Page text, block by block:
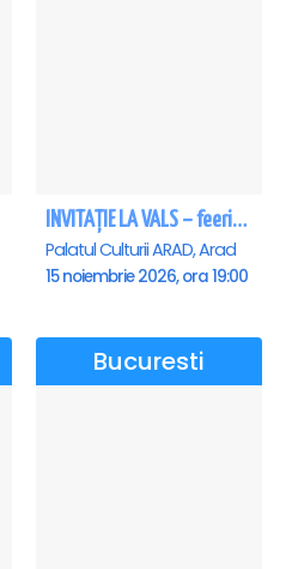
INVITAȚIE LA VALS – feerie de bal în paşi de dans - Arad
Palatul Culturii ARAD, Arad
15 noiembrie 2026, ora 19:00
Bucuresti